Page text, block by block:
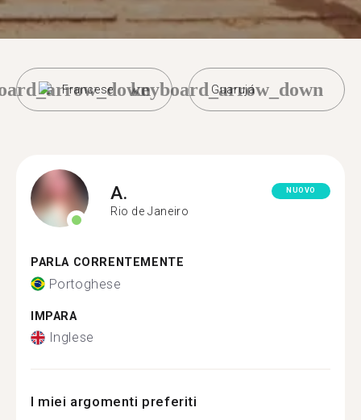
Francese Guarujá
keyboard_arrow_down
A.
Rio de Janeiro
NUOVO
PARLA CORRENTEMENTE
Portoghese
IMPARA
Inglese
I miei argomenti preferiti